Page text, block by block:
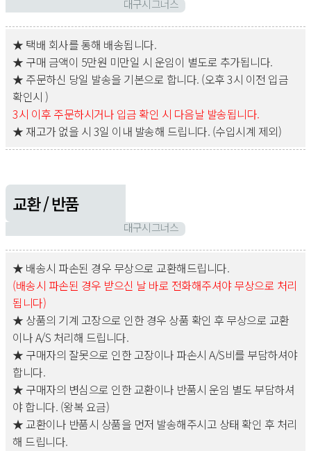
대구시그너스
★ 택배 회사를 통해 배송됩니다.
★ 구매 금액이 5만원 미만일 시 운임이 별도로 추가됩니다.
★ 주문하신 당일 발송을 기본으로 합니다. (오후 3시 이전 입금
확인시 )
3시 이후 주문하시거나 입금 확인 시 다음날 발송됩니다.
★ 재고가 없을 시 3일 이내 발송해 드립니다. (수입시계 제외)
교환 / 반품
대구시그너스
★ 배송시 파손된 경우 무상으로 교환해드립니다.
(배송시 파손된 경우 받으신 날 바로 전화해주셔야 무상으로 처리
됩니다)
★ 상품의 기계 고장으로 인한 경우 상품 확인 후 무상으로 교환
이나 A/S 처리해 드립니다.
★ 구매자의 잘못으로 인한 고장이나 파손시 A/S비를 부담하셔야
합니다.
★ 구매자의 변심으로 인한 교환이나 반품시 운임 별도 부담하셔
야 합니다. (왕복 요금)
★ 교환이나 반품시 상품을 먼저 발송해주시고 상태 확인 후 처리
해 드립니다.